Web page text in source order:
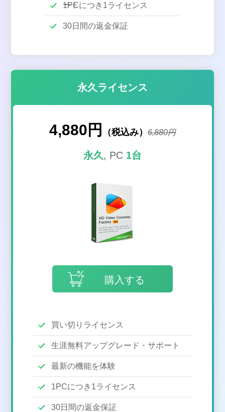
ート
1PCにつき1ライセンス
30日間の返金保証
永久ライセンス
4,880円 （税込み） 6,880円
永久 , PC 1台
購入する
買い切りライセンス
生涯無料アップグレード・サポート
最新の機能を体験
1PCにつき1ライセンス
30日間の返金保証